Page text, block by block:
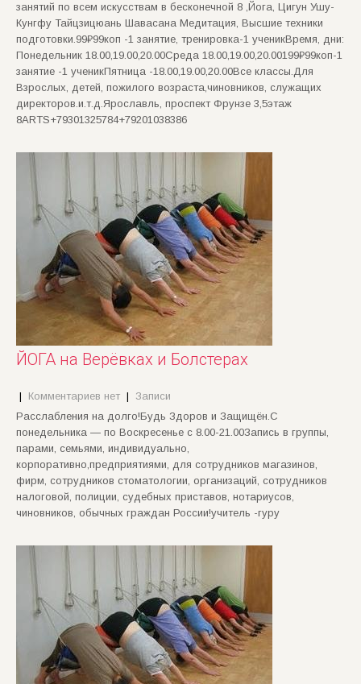
занятий по всем искусствам в бесконечной 8 ,Йога, Цигун Ушу-
Кунгфу Тайцзицюань Шавасана Медитация, Высшие техники
подготовки.99₽99коп -1 занятие, тренировка-1 ученикВремя, дни:
Понедельник 18.00,19.00,20.00Среда 18.00,19.00,20.00199₽99коп-1
занятие -1 ученикПятница -18.00,19.00,20.00Все классы.Для
Взрослых, детей, пожилого возраста,чиновников, служащих
директоров.и.т.д.Ярославль, проспект Фрунзе 3,5этаж
8ARTS+79301325784+79201038386
ЙОГА на Верёвках и Болстерах
| Комментариев нет | Записи
Расслабления на долго!Будь Здоров и Защищён.С
понедельника — по Воскресенье с 8.00-21.00Запись в группы,
парами, семьями, индивидуально,
корпоративно,предприятиями, для сотрудников магазинов,
фирм, сотрудников стоматологии, организаций, сотрудников
налоговой, полиции, судебных приставов, нотариусов,
чиновников, обычных граждан России!учитель -гуру